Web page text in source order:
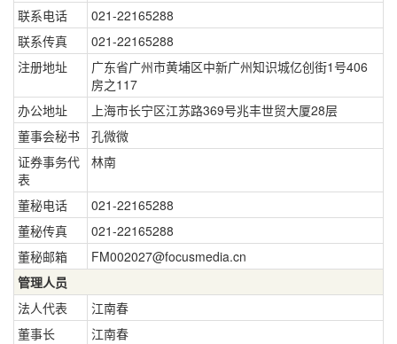
联系电话
021-22165288
联系传真
021-22165288
注册地址
广东省广州市黄埔区中新广州知识城亿创街1号406
房之117
办公地址
上海市长宁区江苏路369号兆丰世贸大厦28层
董事会秘书
孔微微
证券事务代
表
林南
董秘电话
021-22165288
董秘传真
021-22165288
董秘邮箱
FM002027@focusmedia.cn
管理人员
法人代表
江南春
董事长
江南春